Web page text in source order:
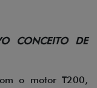
CONCEITO DE
o motor T200,